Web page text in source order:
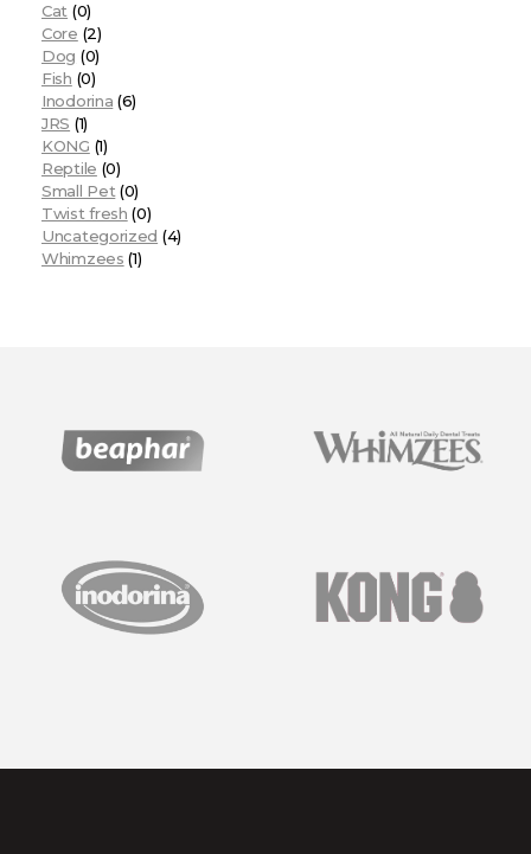
Cat (0)
Core (2)
Dog (0)
Fish (0)
Inodorina (6)
JRS (1)
KONG (1)
Reptile (0)
Small Pet (0)
Twist fresh (0)
Uncategorized (4)
Whimzees (1)